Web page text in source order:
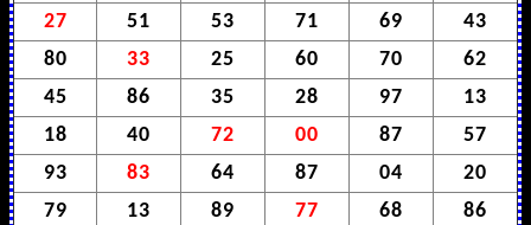
27
51 53 71 69
43
80
33 25 60 70
62
45
86 35 28 97
13
18
40 72 00 87
57
93
83 64 87 04
20
79
13 89 77 68
86